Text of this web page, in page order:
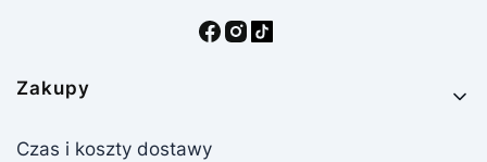
Linki w stopce
Zakupy
Czas i koszty dostawy